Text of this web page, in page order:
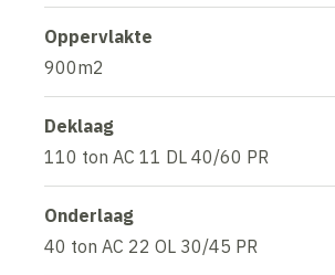
Oppervlakte
900m2
Deklaag
110 ton AC 11 DL 40/60 PR
Onderlaag
40 ton AC 22 OL 30/45 PR